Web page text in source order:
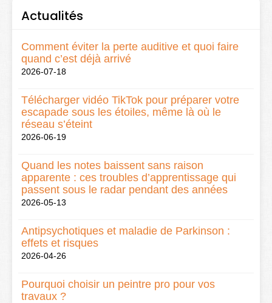
Actualités
Comment éviter la perte auditive et quoi faire
quand c’est déjà arrivé
2026-07-18
Télécharger vidéo TikTok pour préparer votre
escapade sous les étoiles, même là où le
réseau s’éteint
2026-06-19
Quand les notes baissent sans raison
apparente : ces troubles d’apprentissage qui
passent sous le radar pendant des années
2026-05-13
Antipsychotiques et maladie de Parkinson :
effets et risques
2026-04-26
Pourquoi choisir un peintre pro pour vos
travaux ?